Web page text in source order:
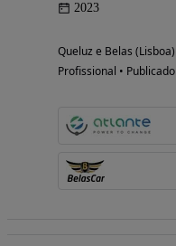
2023
Queluz e Belas (Lisboa)
Profissional • Publicado